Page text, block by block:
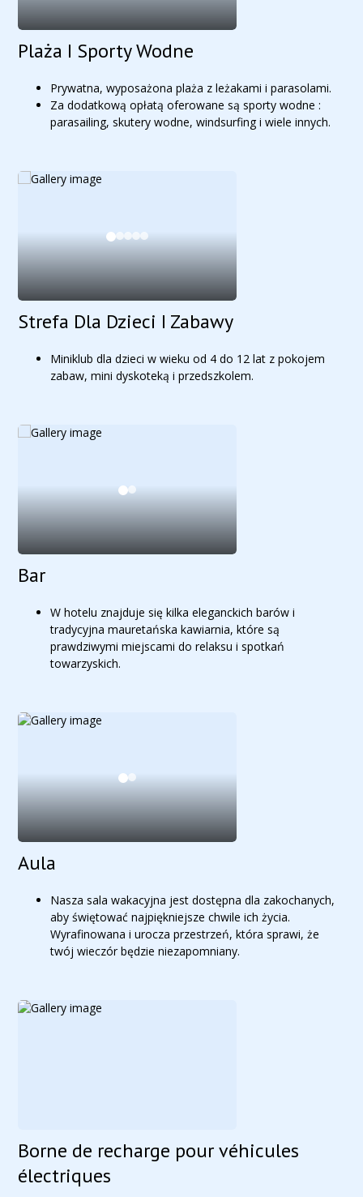
Plaża I Sporty Wodne
Prywatna, wyposażona plaża z leżakami i parasolami.
Za dodatkową opłatą oferowane są sporty wodne :
parasailing, skutery wodne, windsurfing i wiele innych.
Strefa Dla Dzieci I Zabawy
Miniklub dla dzieci w wieku od 4 do 12 lat z pokojem
zabaw, mini dyskoteką i przedszkolem.
Bar
W hotelu znajduje się kilka eleganckich barów i
tradycyjna mauretańska kawiarnia, które są
prawdziwymi miejscami do relaksu i spotkań
towarzyskich.
Aula
Nasza sala wakacyjna jest dostępna dla zakochanych,
aby świętować najpiękniejsze chwile ich życia.
Wyrafinowana i urocza przestrzeń, która sprawi, że
twój wieczór będzie niezapomniany.
Borne de recharge pour véhicules
électriques